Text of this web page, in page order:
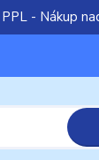
- Nákup